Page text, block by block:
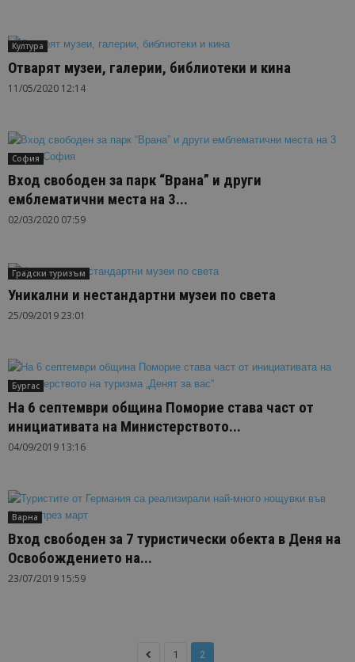
Култура
Отварят музеи, галерии, библиотеки и кина
11/05/2020 12:14
София
Вход свободен за парк “Врана” и други
емблематични места на 3...
02/03/2020 07:59
Градски туризъм
Уникални и нестандартни музеи по света
25/09/2019 23:01
Бургас
На 6 септември община Поморие става част от
инициативата на Министерството...
04/09/2019 13:16
Варна
Вход свободен за 7 туристически обекта в Деня на
Освобождението на...
23/07/2019 15:59
1 2